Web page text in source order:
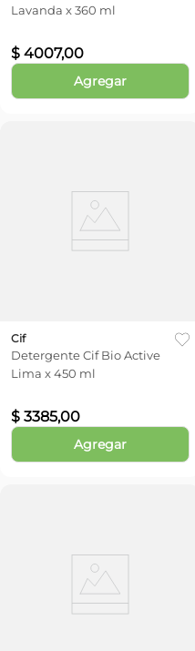
Lavanda x 360 ml
$ 4007,00
Agregar
Cif
Detergente Cif Bio Active
Lima x 450 ml
$ 3385,00
Agregar